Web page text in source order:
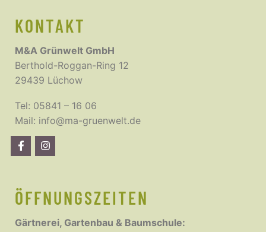
KONTAKT
M&A Grünwelt GmbH
Berthold-Roggan-Ring 12
29439 Lüchow
Tel: 05841 – 16 06
Mail: info@ma-gruenwelt.de
ÖFFNUNGSZEITEN
Gärtnerei, Gartenbau & Baumschule: